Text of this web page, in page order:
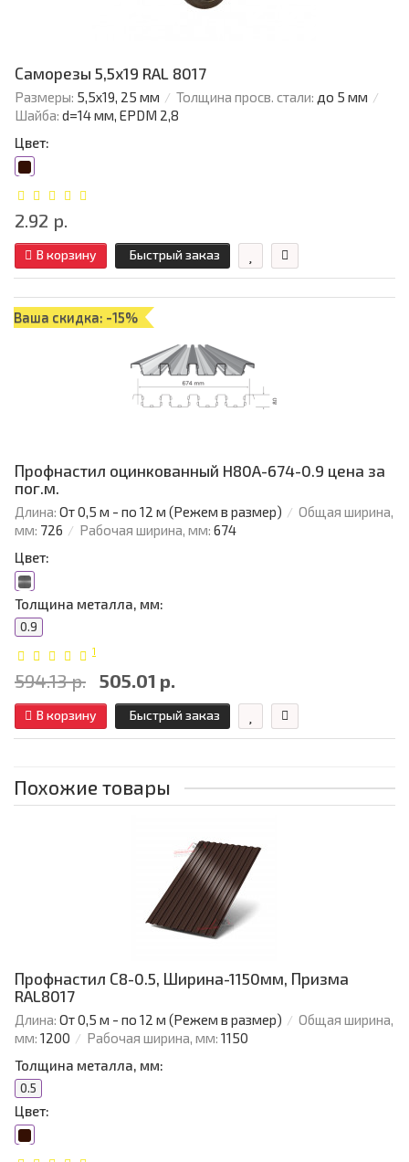
Саморезы 5,5х19 RAL 8017
Размеры: 5,5х19, 25 мм Толщина просв. стали: до 5 мм
Шайба: d=14 мм, EPDM 2,8
Цвет:
2.92 р.
В корзину Быстрый заказ
Ваша скидка: -15%
Профнастил оцинкованный H80A-674-0.9 цена за
пог.м.
Длина: От 0,5 м - по 12 м (Режем в размер)
Общая ширина,
мм: 726 Рабочая ширина, мм: 674
Цвет:
Толщина металла, мм:
0.9
1
594.13 р. 505.01 р.
В корзину Быстрый заказ
Похожие товары
Профнастил С8-0.5, Ширина-1150мм, Призма
RAL8017
Длина: От 0,5 м - по 12 м (Режем в размер)
Общая ширина,
мм: 1200 Рабочая ширина, мм: 1150
Толщина металла, мм:
0.5
Цвет: